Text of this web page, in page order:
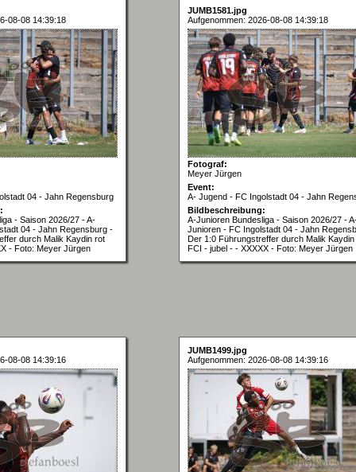
08-08 14:39:18
04 - Jahn Regensburg
- Saison 2026/27 - A-
04 - Jahn Regensburg -
durch Malik Kaydin rot
- Foto: Meyer Jürgen
JUMB1581.jpg
Aufgenommen: 2026-08-08 14:39:18
Fotograf:
Meyer Jürgen
Event:
A- Jugend - FC Ingolstadt 04 - Jahn
Bildbeschreibung:
A-Junioren Bundesliga - Saison 2026/27 -
Junioren - FC Ingolstadt 04 - Jahn
Der 1:0 Führungstreffer durch Malik Kaydin
FCI - jubel - - XXXXX - Foto: Meyer Jürgen
08-08 14:39:16
JUMB1499.jpg
Aufgenommen: 2026-08-08 14:39:16